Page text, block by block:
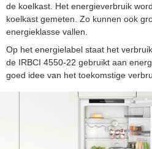
de koelkast. Het energieverbruik
koelkast gemeten. Zo kunnen ook
energieklasse vallen.
Op het energielabel staat het
de IRBCI 4550-22 gebruikt aan
goed idee van het toekomstige